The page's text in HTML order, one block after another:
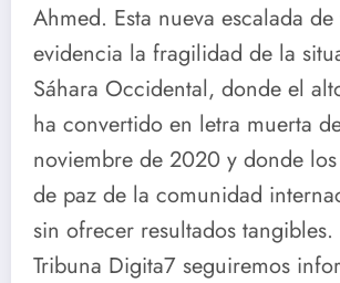
Ahmed. Esta nueva escalada
evidencia la fragilidad de la
Sáhara Occidental, donde el
ha convertido en letra muerta
noviembre de 2020 y donde
de paz de la comunidad
sin ofrecer resultados tangibles.
Tribuna Digita7 seguiremos